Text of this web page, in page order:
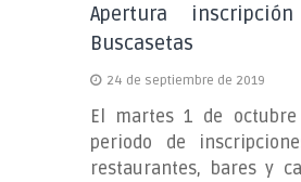
Apertura inscripción
Buscasetas
24 de septiembre de 2019
El martes 1 de
periodo de
restaurantes, bares y